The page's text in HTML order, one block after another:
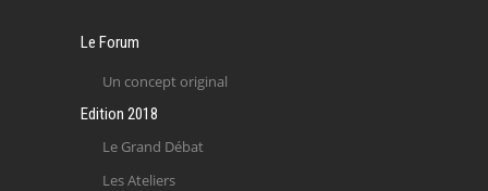
Le Forum
Un concept original
Edition 2018
Le Grand Débat
Les Ateliers